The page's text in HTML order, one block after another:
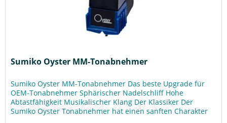
Sumiko Oyster MM-Tonabnehmer
Sumiko Oyster MM-Tonabnehmer Das beste Upgrade für
OEM-Tonabnehmer Sphärischer Nadelschliff Hohe
Abtastfähigkeit Musikalischer Klang Der Klassiker Der
Sumiko Oyster Tonabnehmer hat einen sanften Charakter